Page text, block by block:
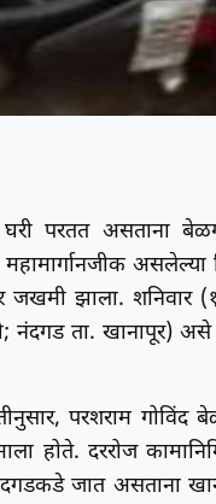
परतत असताना
महामार्गानजीक
झाला. शनिवार
ता. खानापूर) असे
परशराम
होते. दररोज
जात असताना